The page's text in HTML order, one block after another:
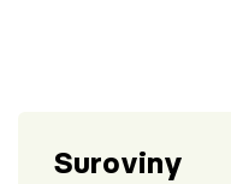
Suroviny